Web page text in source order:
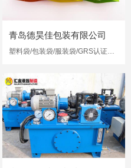
青岛德昊佳包装有限公司
塑料袋/包装袋/服装袋/GRS认证再生塑料袋